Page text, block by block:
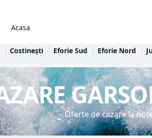
Acasa
Costinești Eforie Sud Eforie Nord
Oferte de cazare la